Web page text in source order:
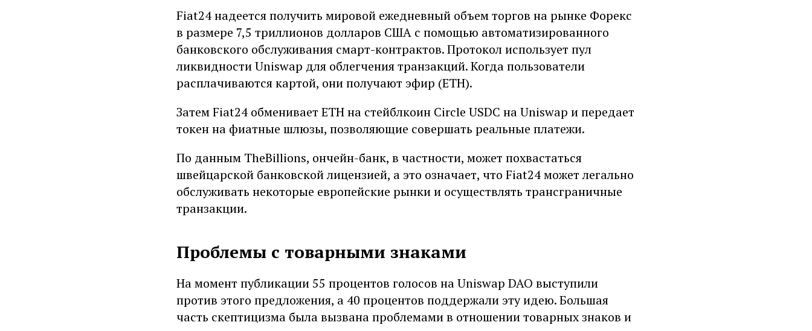
Fiat24 надеется получить мировой ежедневный объем торгов на рынке Форекс
в размере 7,5 триллионов долларов США с помощью автоматизированного
банковского обслуживания смарт-контрактов. Протокол использует пул
ликвидности Uniswap для облегчения транзакций. Когда пользователи
расплачиваются картой, они получают эфир (ETH).
Затем Fiat24 обменивает ETH на стейблкоин Circle USDC на Uniswap и передает
токен на фиатные шлюзы, позволяющие совершать реальные платежи.
По данным TheBillions, ончейн-банк, в частности, может похвастаться
швейцарской банковской лицензией, а это означает, что Fiat24 может легально
обслуживать некоторые европейские рынки и осуществлять трансграничные
транзакции.
Проблемы с товарными знаками
На момент публикации 55 процентов голосов на Uniswap DAO выступили
против этого предложения, а 40 процентов поддержали эту идею. Большая
часть скептицизма была вызвана проблемами в отношении товарных знаков и